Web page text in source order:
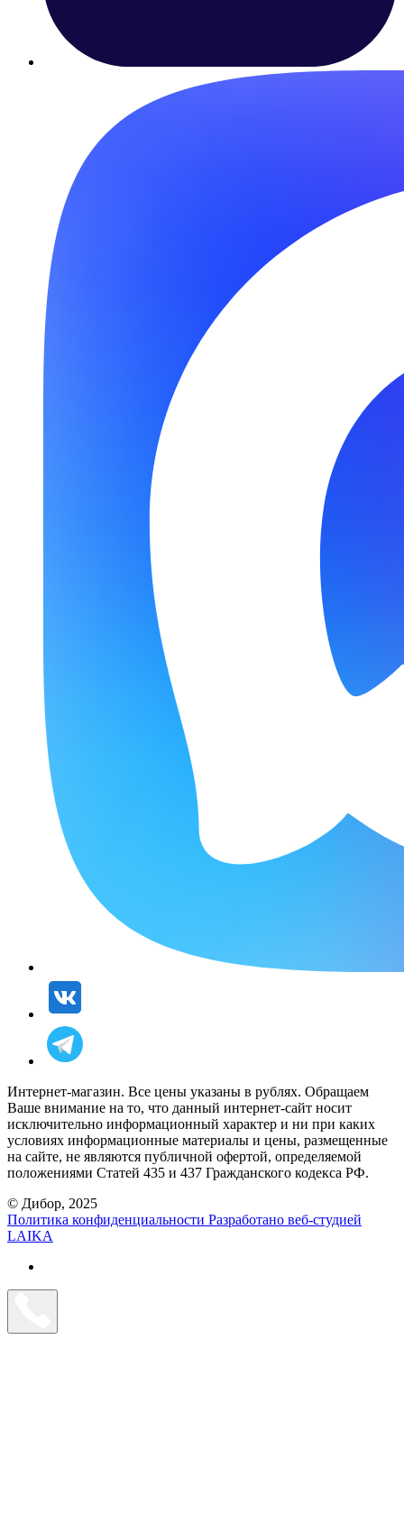
Интернет-магазин. Все цены указаны в рублях. Обращаем
Ваше внимание на то, что данный интернет-сайт носит
исключительно информационный характер и ни при каких
условиях информационные материалы и цены, размещенные
на сайте, не являются публичной офертой, определяемой
положениями Статей 435 и 437 Гражданского кодекса РФ.
© Дибор, 2025
Политика конфиденциальности Разработано веб-студией
LAIKA